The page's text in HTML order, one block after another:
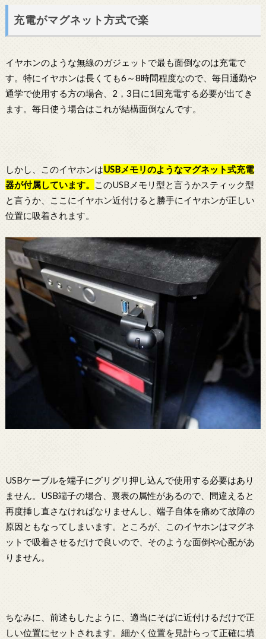
充電がマグネット方式で楽
イヤホンのような無線のガジェットで最も面倒なのは充電で
す。特にイヤホンは長くても6～8時間程度なので、毎日通勤や
通学で使用する方の場合、2，3日に1回充電する必要が出てき
ます。毎日使う場合はこれが結構面倒なんです。
しかし、このイヤホンはUSBメモリのようなマグネット式充電
器が付属しています。
このUSBメモリ型と言うかスティック型
と言うか、ここにイヤホン近付けると勝手にイヤホンが正しい
位置に吸着されます。
USBケーブルを端子にグリグリ押し込んで使用する必要はあり
ません。USB端子の場合、裏表の属性があるので、間違えると
再度挿し直さなければなりませんし、端子自体を痛めて故障の
原因ともなってしまいます。ところが、このイヤホンはマグネ
ットで吸着させるだけで良いので、そのような面倒や心配があ
りません。
ちなみに、前述もしたように、適当にそばに近付けるだけで正
しい位置にセットされます。細かく位置を見計らって正確に填